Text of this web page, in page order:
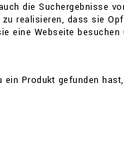
die Suchergebnisse
realisieren, dass sie
eine Webseite
Produkt gefunden